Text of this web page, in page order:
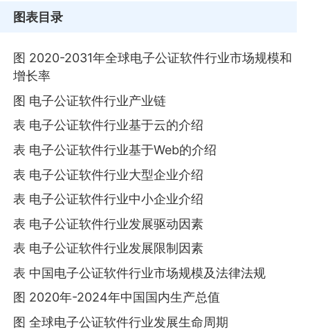
图表目录
图 2020-2031年全球电子公证软件行业市场规模和
增长率
图 电子公证软件行业产业链
表 电子公证软件行业基于云的介绍
表 电子公证软件行业基于Web的介绍
表 电子公证软件行业大型企业介绍
表 电子公证软件行业中小企业介绍
表 电子公证软件行业发展驱动因素
表 电子公证软件行业发展限制因素
表 中国电子公证软件行业市场规模及法律法规
图 2020年-2024年中国国内生产总值
图 全球电子公证软件行业发展生命周期